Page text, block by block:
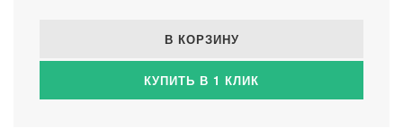
В КОРЗИНУ
КУПИТЬ В 1 КЛИК